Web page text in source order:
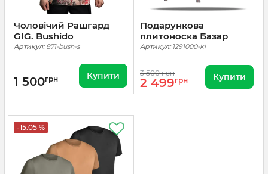
Чоловічий Рашгард
GIG. Bushido
Артикул:871-bush-s
1 500грн Купити
Подарункова
плитоноска Базар
Артикул: 1291000-kl
3 500 грн
2 499грн Купити
-15.05 %